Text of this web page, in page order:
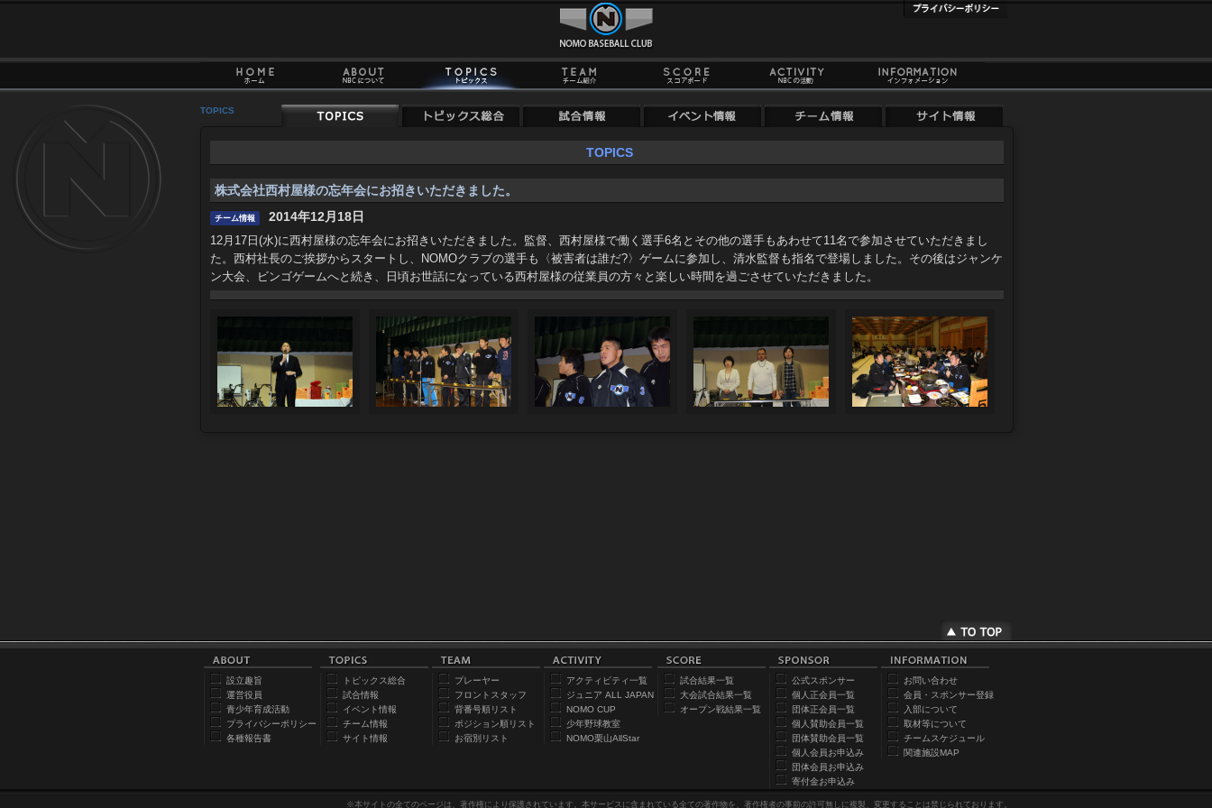
TOPICS
TOPICS
株式会社西村屋様の忘年会にお招きいただきました。
チーム情報 2014年12月18日
12月17日(水)に西村屋様の忘年会にお招きいただきました。監督、西村屋様で働く選手6名とその他の選手もあわせて11名で参加させていただきまし
た。西村社長のご挨拶からスタートし、NOMOクラブの選手も〈被害者は誰だ?〉ゲームに参加し、清水監督も指名で登場しました。その後はジャンケ
ン大会、ビンゴゲームへと続き、日頃お世話になっている西村屋様の従業員の方々と楽しい時間を過ごさせていただきました。
設立趣旨
運営役員
青少年育成活動
プライバシーポリシー
各種報告書
トピックス総合
試合情報
イベント情報
チーム情報
サイト情報
プレーヤー
フロントスタッフ
背番号順リスト
ポジション順リスト
お宿別リスト
アクティビティ一覧
ジュニア ALL JAPAN
NOMO CUP
少年野球教室
NOMO栗山AllStar
試合結果一覧
大会試合結果一覧
オープン戦結果一覧
公式スポンサー
個人正会員一覧
団体正会員一覧
個人賛助会員一覧
団体賛助会員一覧
個人会員お申込み
団体会員お申込み
寄付金お申込み
お問い合わせ
会員・スポンサー登録
入部について
取材等について
チームスケジュール
関連施設MAP
※本サイトの全てのページは、著作権により保護されています。本サービスに含まれている全ての著作物を、著作権者の事前の許可無しに複製、変更することは禁じられております。